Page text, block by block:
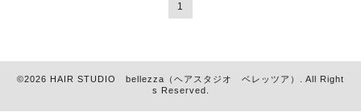
1
©2026 HAIR STUDIO bellezza（ヘアスタジオ ベレッツア）
. All Right
s Reserved.